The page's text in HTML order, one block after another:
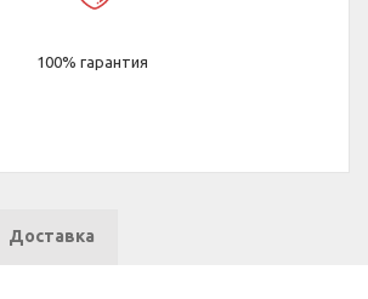
100% гарантия
Доставка